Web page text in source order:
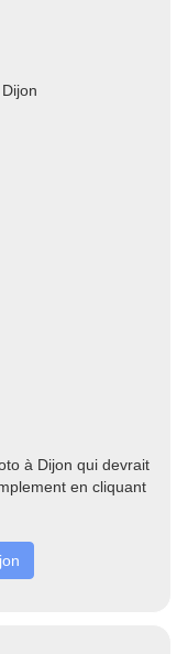
à Dijon qui devrait
en cliquant